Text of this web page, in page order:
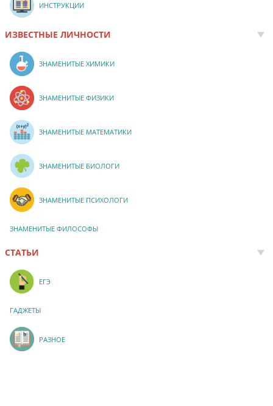
ИНСТРУКЦИИ
ИЗВЕСТНЫЕ ЛИЧНОСТИ
ЗНАМЕНИТЫЕ ХИМИКИ
ЗНАМЕНИТЫЕ ФИЗИКИ
ЗНАМЕНИТЫЕ МАТЕМАТИКИ
ЗНАМЕНИТЫЕ БИОЛОГИ
ЗНАМЕНИТЫЕ ПСИХОЛОГИ
ЗНАМЕНИТЫЕ ФИЛОСОФЫ
СТАТЬИ
ЕГЭ
ГАДЖЕТЫ
РАЗНОЕ